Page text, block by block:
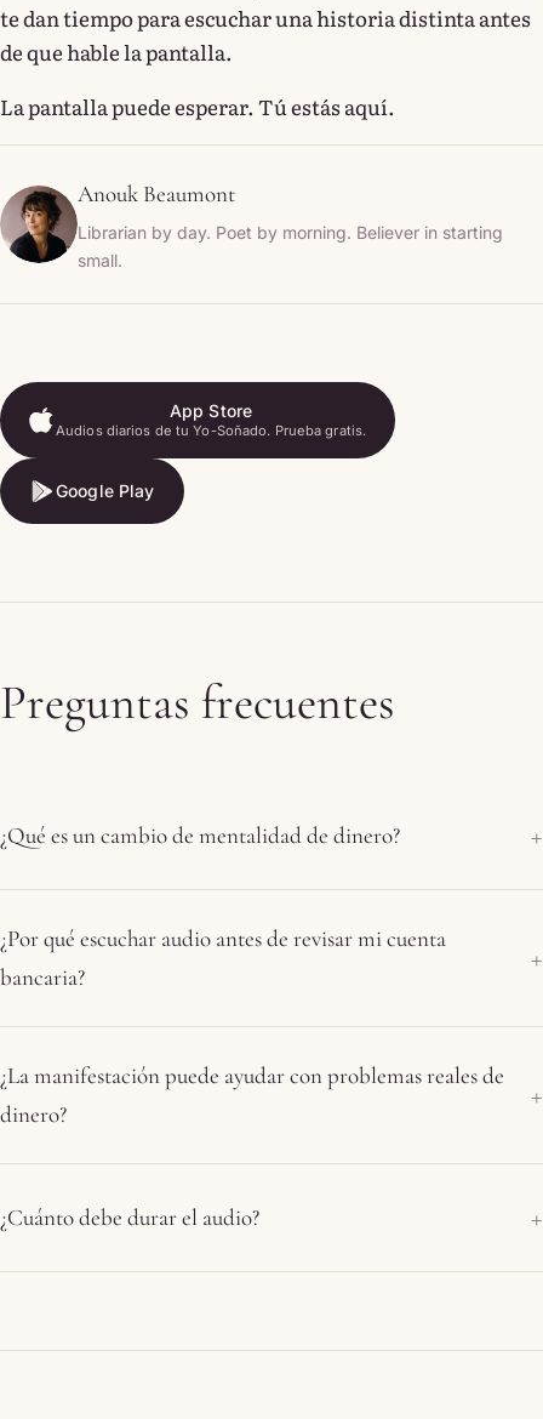
te dan tiempo para escuchar una historia distinta antes
de que hable la pantalla.
La pantalla puede esperar. Tú estás aquí.
Anouk Beaumont
Librarian by day. Poet by morning. Believer in starting
small.
App Store
Audios diarios de tu Yo-Soñado. Prueba gratis.
App Store
Google Play
Google Play
Preguntas frecuentes
¿Qué es un cambio de mentalidad de dinero?
¿Por qué escuchar audio antes de revisar mi cuenta
bancaria?
¿La manifestación puede ayudar con problemas reales de
dinero?
¿Cuánto debe durar el audio?